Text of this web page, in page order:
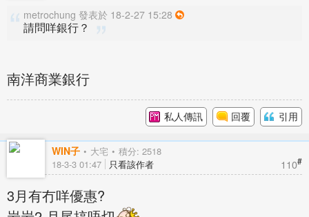
metrochung 發表於 18-2-27 15:28
請問咩銀行？
南洋商業銀行
私人傳訊 回覆 引用
WIN子 大宅 積分: 2518
110#
18-3-3 01:47 只看該作者
3月有冇咩優惠?